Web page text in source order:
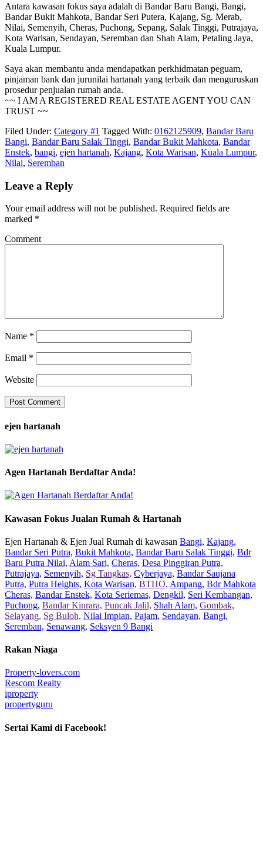
Antara kawasan fokus saya adalah di Bandar Baru Bangi, Bangi,
Bandar Bukit Mahkota, Bandar Seri Putera, Kajang, Sg. Merab,
Nilai, Semenyih, Cheras, Puchong, Sepang, Salak Tinggi, Putrajaya,
Kota Warisan, Sendayan, Seremban dan Shah Alam, Petaling Jaya,
Kuala Lumpur.
Saya akan membantu anda mendapatkan perkhidmatan peguam,
pinjaman bank dan jurunilai hartanah yang terbaik dan menguruskan
prosedur penjualan rumah anda.
~~ I AM A REGISTERED REAL ESTATE AGENT YOU CAN
TRUST ~~
Filed Under: Category #1 Tagged With: 0162125909, Bandar Baru
Bangi, Bandar Baru Salak Tinggi, Bandar Bukit Mahkota, Bandar
Enstek, bangi, ejen hartanah, Kajang, Kota Warisan, Kuala Lumpur,
Nilai, Seremban
Leave a Reply
Your email address will not be published. Required fields are
marked *
Comment
Name *
Email *
Website
ejen hartanah
Agen Hartanah Berdaftar Anda!
Kawasan Fokus Jualan Rumah & Hartanah
Ejen Hartanah & Ejen Jual Rumah di kawasan Bangi, Kajang,
Bandar Seri Putra, Bukit Mahkota, Bandar Baru Salak Tinggi, Bdr
Baru Putra Nilai, Alam Sari, Cheras, Desa Pinggiran Putra,
Putrajaya, Semenyih, Sg Tangkas, Cyberjaya, Bandar Saujana
Putra, Putra Heights, Kota Warisan, BTHO, Ampang, Bdr Mahkota
Cheras, Bandar Enstek, Kota Seriemas, Dengkil, Seri Kembangan,
Puchong, Bandar Kinrara, Puncak Jalil, Shah Alam, Gombak,
Selayang, Sg Buloh, Nilai Impian, Pajam, Sendayan, Bangi,
Seremban, Senawang, Seksyen 9 Bangi
Rakan Niaga
Property-lovers.com
Rescom Realty
iproperty
propertyguru
Sertai Kami di Facebook!